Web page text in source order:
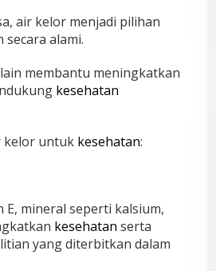
air kelor menjadi pilihan
secara alami.
membantu meningkatkan
kesehatan
kelor untuk kesehatan:
mineral seperti kalsium,
kesehatan serta
yang diterbitkan dalam